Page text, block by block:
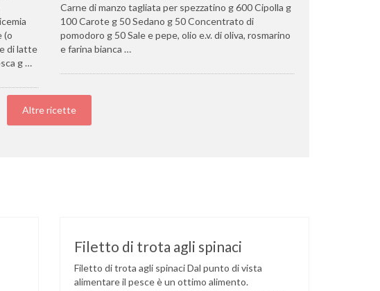
(o
di latte
g …
Carne di manzo tagliata per spezzatino g 600 Cipolla g
100 Carote g 50 Sedano g 50 Concentrato di
pomodoro g 50 Sale e pepe, olio e.v. di oliva, rosmarino
e farina bianca …
Altre ricette
Filetto di trota agli spinaci
Filetto di trota agli spinaci Dal punto di vista
alimentare il pesce è un ottimo alimento.